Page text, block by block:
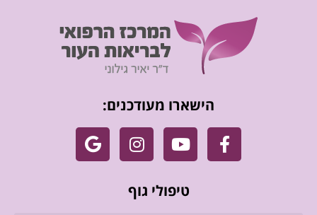
הישארו מעודכנים:
טיפולי גוף